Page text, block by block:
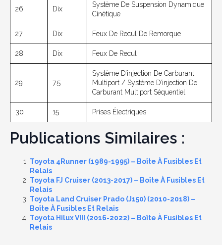
26 Dix
Système De Suspension Dynamique
Cinétique
27 Dix Feux De Recul De Remorque
28 Dix Feux De Recul
29 7.5
Système D’injection De Carburant
Multiport / Système D’injection De
Carburant Multiport Séquentiel
30 15 Prises Électriques
Publications Similaires :
Toyota 4Runner (1989-1995) – Boîte À Fusibles Et
Relais
Toyota FJ Cruiser (2013-2017) – Boîte À Fusibles Et
Relais
Toyota Land Cruiser Prado (J150) (2010-2018) –
Boîte À Fusibles Et Relais
Toyota Hilux VIII (2016-2022) – Boîte À Fusibles Et
Relais